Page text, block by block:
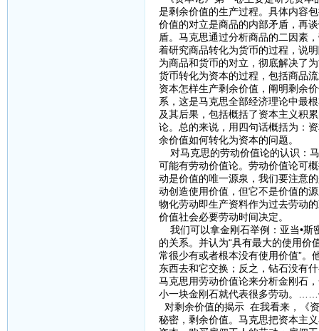
是剩余价值的生产过程。具体内容
价值的对立是商品的内部矛盾，再
盾。马克思通过分析商品的二因素
着研究商品转化为货币的过程，说
为商品和货币的对立，彻底解决了
货币转化为资本的过程，包括商品
资本怎样生产剩余价值，阐明剩余
系，这是马克思全部经济理论中最
及其后果，包括概括了资本主义积
论。总的来说，用四句话概括为：
余价值如何转化为资本的问题。
对马克思的劳动价值论的认识：
可能有劳动价值论。劳动价值论可
动是价值的唯一源泉，我们要注意
动创造使用价值，但它不是价值的
物化劳动即生产资料作为过去劳动
价值社会必要劳动时间决定。
我们可以拿金刚石举例：亚当•斯
的关系。并认为“具有最大的使用
常很少有或者根本没有使用价值”。
东西去和它交换；反之，钻石没有
马克思用劳动价值论来分析金刚石
小一块金刚石就代表很多劳动。……
对剩余价值的揭示 在我看来，《
秘密，剩余价值。马克思把资本主